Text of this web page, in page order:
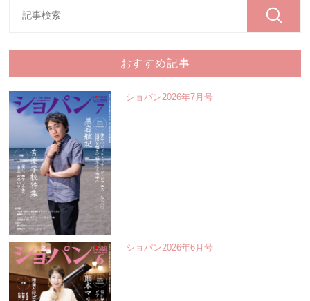
おすすめ記事
ショパン2026年7月号
ショパン2026年6月号